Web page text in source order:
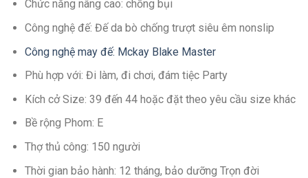
Chức năng nâng cao: chống bụi
Công nghệ đế: Đế da bò chống trượt siêu êm nonslip
Công nghệ may đế: Mckay Blake Master
Phù hợp với: Đi làm, đi chơi, đám tiệc Party
Kích cở Size: 39 đến 44 hoặc đặt theo yêu cầu size khác
Bề rộng Phom: E
Thợ thủ công: 150 người
Thời gian bảo hành: 12 tháng, bảo dưỡng Trọn đời